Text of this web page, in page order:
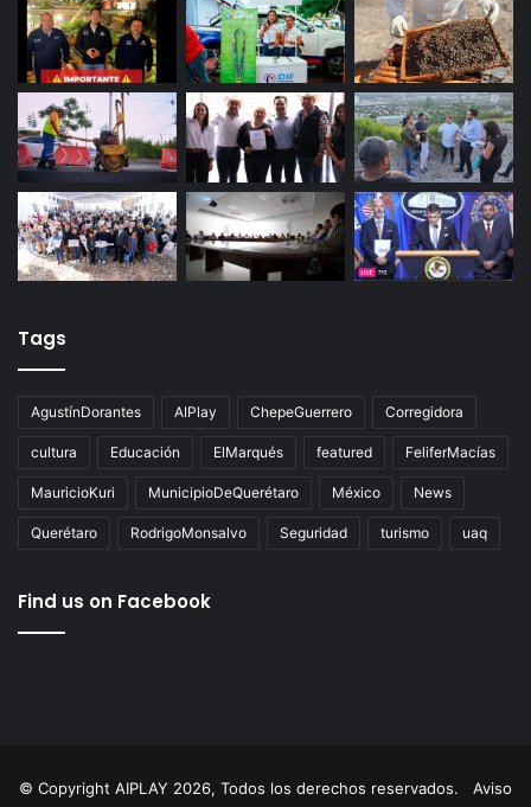
Tags
AgustínDorantes AIPlay ChepeGuerrero Corregidora
cultura Educación ElMarqués featured FeliferMacías
MauricioKuri MunicipioDeQuerétaro México News
Querétaro RodrigoMonsalvo Seguridad turismo uaq
Find us on Facebook
© Copyright AIPLAY 2026, Todos los derechos reservados. Aviso